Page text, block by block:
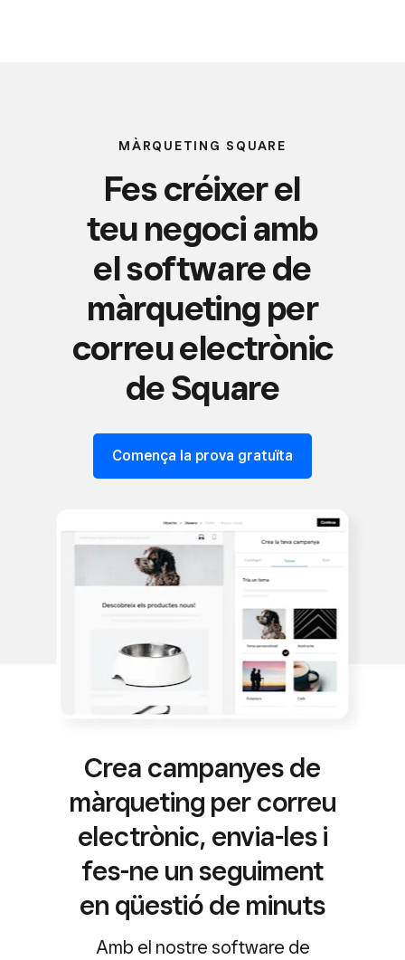
MÀRQUETING SQUARE
Fes créixer el
teu negoci amb
el software de
màrqueting per
correu electrònic
de Square
Comença la prova gratuïta
Crea campanyes de
màrqueting per correu
electrònic, envia-les i
fes-ne un seguiment
en qüestió de minuts
Amb el nostre software de